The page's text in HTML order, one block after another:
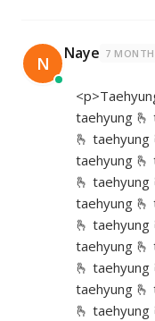
N Naye 7
taehyung 🫰
🫰 taehyung
taehyung 🫰
🫰 taehyung
taehyung 🫰
🫰 taehyung
taehyung 🫰
🫰 taehyung
taehyung 🫰
🫰 taehyung